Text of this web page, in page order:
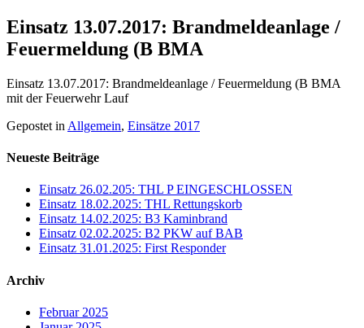
Einsatz 13.07.2017: Brandmeldeanlage /
Feuermeldung (B BMA
Einsatz 13.07.2017: Brandmeldeanlage / Feuermeldung (B BMA
mit der Feuerwehr Lauf
Gepostet in Allgemein, Einsätze 2017
Neueste Beiträge
Einsatz 26.02.205: THL P EINGESCHLOSSEN
Einsatz 18.02.2025: THL Rettungskorb
Einsatz 14.02.2025: B3 Kaminbrand
Einsatz 02.02.2025: B2 PKW auf BAB
Einsatz 31.01.2025: First Responder
Archiv
Februar 2025